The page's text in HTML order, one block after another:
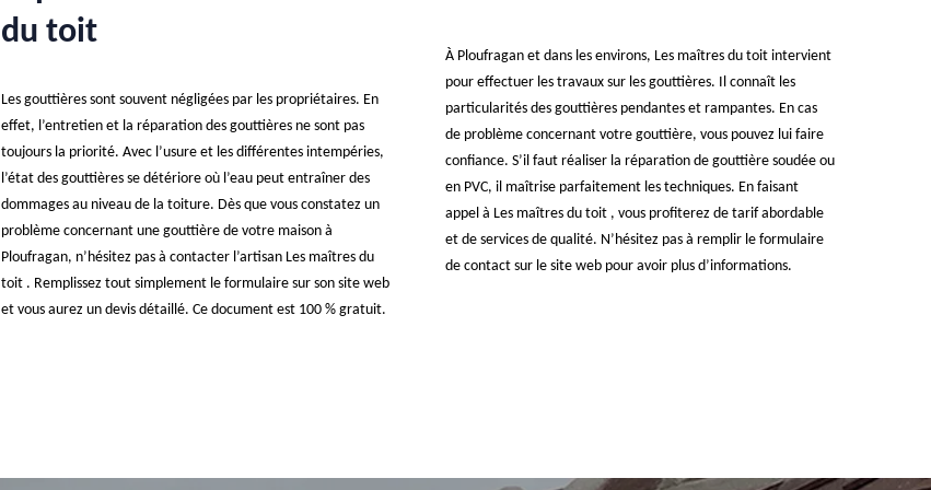
du toit
Les gouttières sont souvent négligées par les propriétaires. En
effet, l’entretien et la réparation des gouttières ne sont pas
toujours la priorité. Avec l’usure et les différentes intempéries,
l’état des gouttières se détériore où l’eau peut entraîner des
dommages au niveau de la toiture. Dès que vous constatez un
problème concernant une gouttière de votre maison à
Ploufragan, n’hésitez pas à contacter l’artisan Les maîtres du
toit . Remplissez tout simplement le formulaire sur son site web
et vous aurez un devis détaillé. Ce document est 100 % gratuit.
À Ploufragan et dans les environs, Les maîtres du toit intervient
pour effectuer les travaux sur les gouttières. Il connaît les
particularités des gouttières pendantes et rampantes. En cas
de problème concernant votre gouttière, vous pouvez lui faire
confiance. S’il faut réaliser la réparation de gouttière soudée ou
en PVC, il maîtrise parfaitement les techniques. En faisant
appel à Les maîtres du toit , vous profiterez de tarif abordable
et de services de qualité. N’hésitez pas à remplir le formulaire
de contact sur le site web pour avoir plus d’informations.